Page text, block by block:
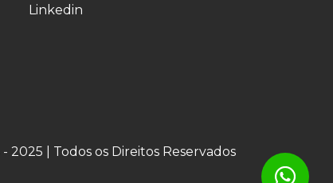
Linkedin
- 2025 | Todos os Direitos Reservados